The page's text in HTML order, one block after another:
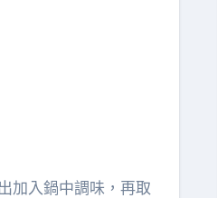
加入鍋中調味，再取